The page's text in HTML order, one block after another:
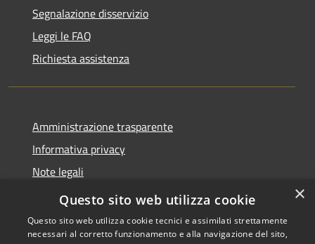
Segnalazione disservizio
Leggi le FAQ
Richiesta assistenza
Amministrazione trasparente
Informativa privacy
Note legali
Dichiarazione di accessibilità
×
Questo sito web utilizza cookie
Questo sito web utilizza cookie tecnici e assimilati strettamente
necessari al corretto funzionamento e alla navigazione del sito,